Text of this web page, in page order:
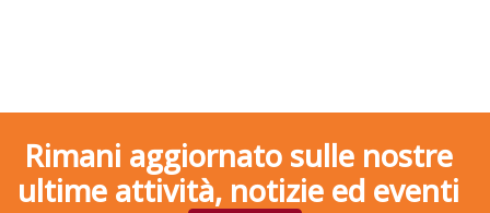
Rimani aggiornato sulle nostre
ultime attività, notizie ed eventi